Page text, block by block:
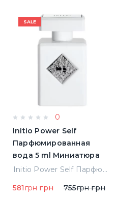
SALE
0
Initio Power Self
Парфюмированная
вода 5 ml Миниатюра
Initio Power Self Парфюмированная вода 5 ml Миниатюра
581 грн грн 755грнгрн